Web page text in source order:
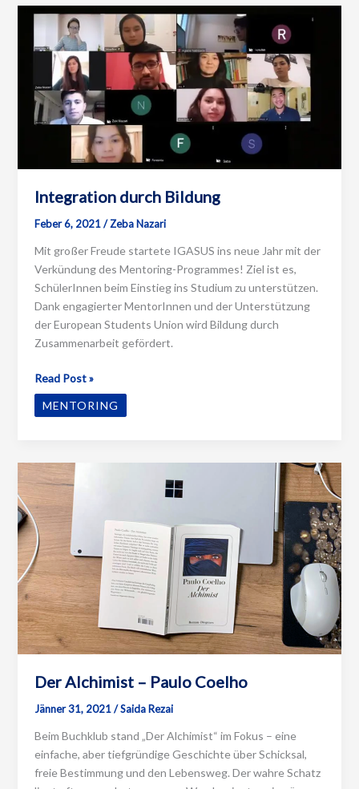
Integration durch Bildung
Feber 6, 2021/Zeba Nazari
Mit großer Freude startete IGASUS ins neue Jahr mit der
Verkündung des Mentoring-Programmes! Ziel ist es,
SchülerInnen beim Einstieg ins Studium zu unterstützen.
Dank engagierter MentorInnen und der Unterstützung
der European Students Union wird Bildung durch
Zusammenarbeit gefördert.
Integration
durch
Bildung
Read Post »
MENTORING
Der Alchimist – Paulo Coelho
Jänner 31, 2021/Saida Rezai
Beim Buchklub stand „Der Alchimist“ im Fokus – eine
einfache, aber tiefgründige Geschichte über Schicksal,
freie Bestimmung und den Lebensweg. Der wahre Schatz